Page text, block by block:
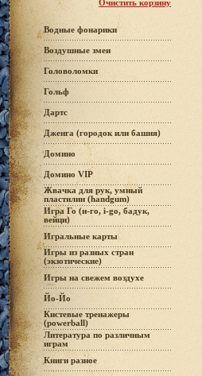
Очистить корзину
Водные фонарики
Воздушные змеи
Головоломки
Гольф
Дартс
Дженга (городок или башня)
Домино
Домино VIP
Жвачка для рук, умный
пластилин (handgum)
Игра Го (и-го, i-go, бадук,
вейци)
Игральные карты
Игры из разных стран
(экзотические)
Игры на свежем воздухе
Йо-Йо
Кистевые тренажеры
(powerball)
Литература по различным
играм
Книги разное